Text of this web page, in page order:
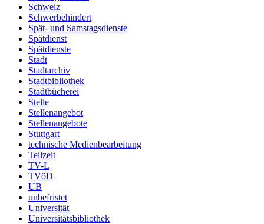
Schweiz
Schwerbehindert
Spät- und Samstagsdienste
Spätdienst
Spätdienste
Stadt
Stadtarchiv
Stadtbibliothek
Stadtbücherei
Stelle
Stellenangebot
Stellenangebote
Stuttgart
technische Medienbearbeitung
Teilzeit
TV-L
TVöD
UB
unbefristet
Universität
Universitätsbibliothek